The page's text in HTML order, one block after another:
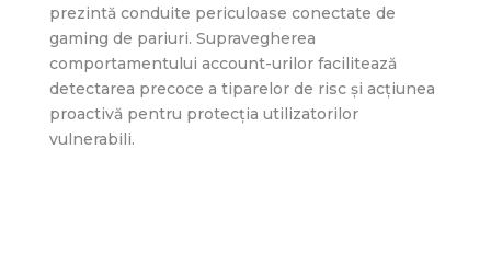
prezintă conduite periculoase conectate de
gaming de pariuri. Supravegherea
comportamentului account-urilor facilitează
detectarea precoce a tiparelor de risc și acțiunea
proactivă pentru protecția utilizatorilor
vulnerabili.